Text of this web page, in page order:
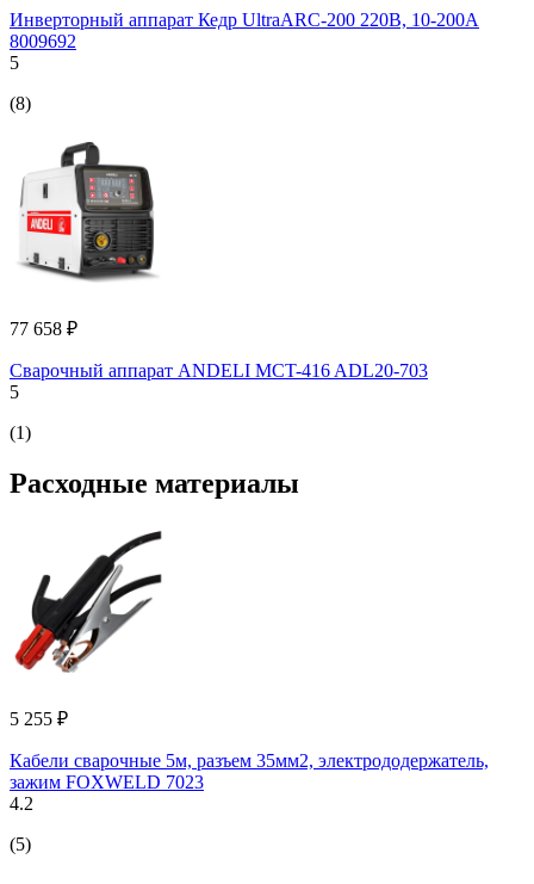
Инверторный аппарат Кедр UltraARC-200 220В, 10-200А
8009692
5
(8)
77 658 ₽
Сварочный аппарат ANDELI MCT-416 ADL20-703
5
(1)
Расходные материалы
5 255 ₽
Кабели сварочные 5м, разъем 35мм2, электрододержатель,
зажим FOXWELD 7023
4.2
(5)